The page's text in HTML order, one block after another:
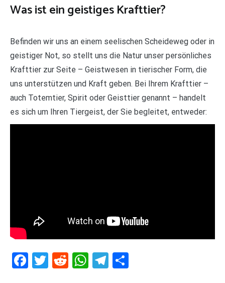
Was ist ein geistiges Krafttier?
Befinden wir uns an einem seelischen Scheideweg oder in
geistiger Not, so stellt uns die Natur unser persönliches
Krafttier zur Seite – Geistwesen in tierischer Form, die
uns unterstützen und Kraft geben. Bei Ihrem Krafttier –
auch Totemtier, Spirit oder Geisttier genannt – handelt
es sich um Ihren Tiergeist, der Sie begleitet, entweder:
Facebook
Twitter
RedditWhatsApp
Telegram